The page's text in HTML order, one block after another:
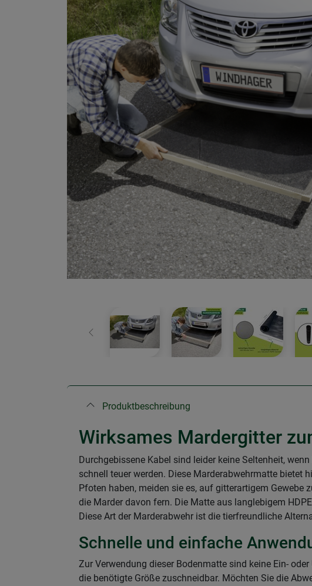
Zurück
Produktbeschreibung
Wirksames Mardergitter
Durchgebissene Kabel sind leider keine Seltenheit,
schnell teuer werden. Diese Marderabwehrmatte bietet
Pfoten haben, meiden sie es, auf gitterartigem Gewebe
die Marder davon fern. Die Matte aus langlebigem
Diese Art der Marderabwehr ist die tierfreundliche
Schnelle und einfache
Zur Verwendung dieser Bodenmatte sind keine Ein-
die benötigte Größe zuschneidbar. Möchten Sie die